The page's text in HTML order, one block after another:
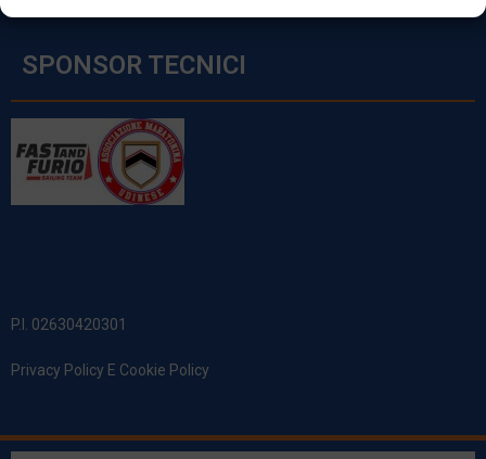
SPONSOR TECNICI
P.I. 02630420301
Privacy Policy E Cookie Policy